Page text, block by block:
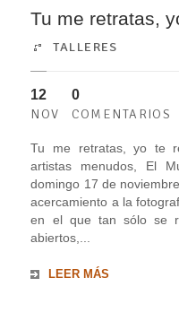
Tu me retratas,
TALLERES
12
NOV
0
COMENTARIOS
Tu me retratas, yo te
artistas menudos, El
domingo 17 de
acercamiento a la
en el que tan sólo se
abiertos,...
LEER MÁS